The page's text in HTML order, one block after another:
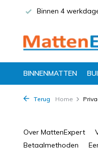
Binnen 4
BINNENMATTEN
Terug Home
Over MattenExpert
Betaalmethoden